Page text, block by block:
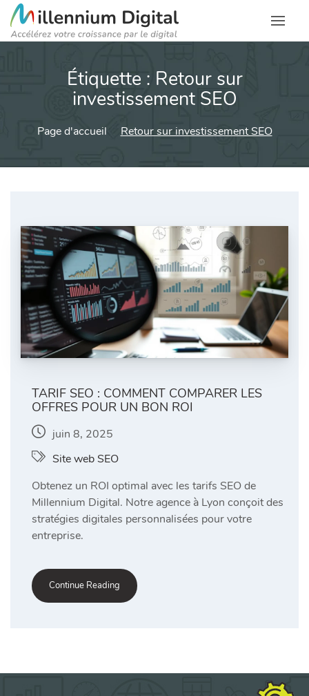
Étiquette : Retour sur
investissement SEO
Page d'accueil Retour sur investissement SEO
TARIF SEO : COMMENT COMPARER LES
OFFRES POUR UN BON ROI
juin 8, 2025
Site web SEO
Obtenez un ROI optimal avec les tarifs SEO de
Millennium Digital. Notre agence à Lyon conçoit des
stratégies digitales personnalisées pour votre
entreprise.
Continue Reading